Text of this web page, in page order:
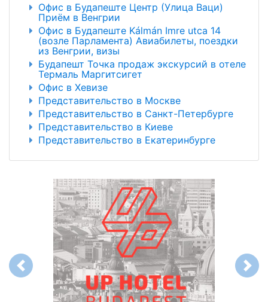
Офис в Будапеште Центр (Улица Ваци)
Приём в Венгрии
Офис в Будапеште Kálmán Imre utca 14
(возле Парламента) Авиабилеты, поездки
из Венгрии, визы
Будапешт Точка продаж экскурсий в отеле
Термаль Маргитсигет
Офис в Хевизе
Представительство в Москве
Представительство в Санкт-Петербурге
Представительство в Киеве
Представительство в Екатеринбурге
Previous Next